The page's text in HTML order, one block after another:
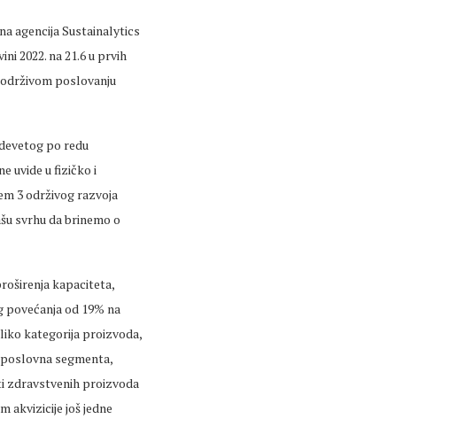
agencija Sustainalytics
2022. na 21.6 u prvih
poslovanju
po redu
uvide u fizičko i
3 održivog razvoja
svrhu da brinemo o
kapaciteta,
od 19% na
kategorija proizvoda,
segmenta,
zdravstvenih proizvoda
akvizicije još jedne